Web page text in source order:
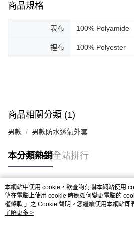
商品規格
表布 100% Polyamide
裡布 100% Polyester
商品相關分類 (1)
男款 男款防水透氣外套
本分類熱銷全站排行
熱門標籤
本網站中使用 cookie，欲查詢有關本網站使用
望在電腦上使用 cookie 時應如何變更電腦的
權條款 」之 Cookie 聲明。您繼續使用本網站即
用條款之 Cookie 聲明使用 cookie。
了解更多 >